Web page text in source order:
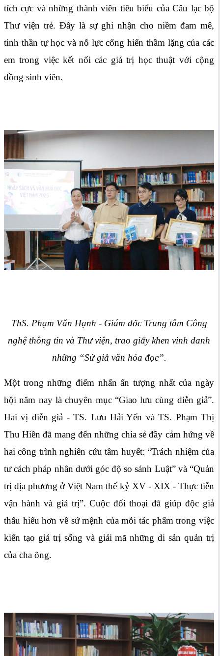
tích cực và những thành viên tiêu biểu của Câu lạc bộ
Thư viện trẻ. Đây là sự ghi nhận cho niềm đam mê,
tinh thần tự học và nỗ lực cống hiến thầm lặng của các
em trong việc kết nối các giá trị học thuật với cộng
đồng sinh viên.
ThS. Phạm Văn Hạnh - Giám đốc Trung tâm Công
nghệ thông tin và Thư viện, trao giấy khen vinh danh
những “Sứ giả văn hóa đọc”.
Một trong những điểm nhấn ấn tượng nhất của ngày
hội năm nay là chuyên mục “Giao lưu cùng diễn giả”.
Hai vị diễn giả - TS. Lưu Hải Yến và TS. Phạm Thị
Thu Hiền đã mang đến những chia sẻ đầy cảm hứng về
hai công trình nghiên cứu tâm huyết: “Trách nhiệm của
tư cách pháp nhân dưới góc độ so sánh Luật” và “Quản
trị địa phương ở Việt Nam thế kỷ XV - XIX - Thực tiễn
vận hành và giá trị”. Cuộc đối thoại đã giúp độc giả
thấu hiểu hơn về sứ mệnh của mỗi tác phẩm trong việc
kiến tạo giá trị sống và giải mã những di sản quản trị
của cha ông.